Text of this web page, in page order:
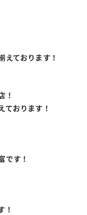
えております！
！
ております！
です！
！